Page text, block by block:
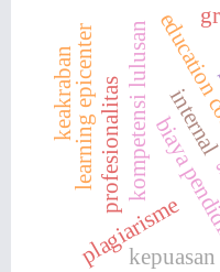
biaya
kompetensi lulusan
profesionalitas
plagiarisme
learning epicenter
keakraban
kepuasan